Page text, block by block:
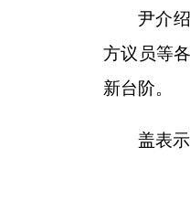
尹介
方议员等
新台阶。
盖表